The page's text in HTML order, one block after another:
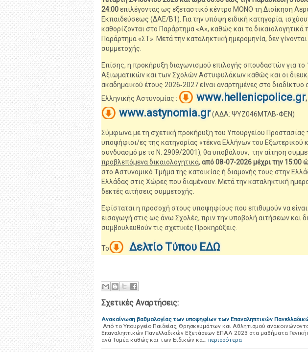
24:00επιλέγοντας ως εξεταστικό κέντρο ΜΟΝΟ τη Διοίκηση
Εκπαιδεύσεως (ΔΑΕ/Β1). Για την υπόψη ειδική κατηγορία,
καθορίζονται στο Παράρτημα «Α», καθώς και τα δικαιολογητικά
Παράρτημα «ΣΤ». Μετά την καταληκτική ημερομηνία, δεν γίνονται
συμμετοχής.
Επίσης, η προκήρυξη διαγωνισμού επιλογής σπουδαστών για
Αξιωματικών και των Σχολών Αστυφυλάκων καθώς και οι
ακαδημαϊκού έτους 2026‐2027 είναι αναρτημένες στο διαδίκτυο
Ελληνικής Αστυνομίας :
www.hellenicpolice.gr,
www.astynomia.gr(ΑΔΑ: ΨΥΖ046ΜΤΛΒ-ΦΕΝ)
Σύμφωνα με τη σχετική προκήρυξη του Υπουργείου Προστασίας
υποψήφιοι/ες της κατηγορίας «τέκνα Ελλήνων του Εξωτερικού
συνδυασμό με το Ν. 2909/2001), θα υποβάλουν, την αίτηση
προβλεπόμενα δικαιολογητικά, από 08-07-2026 μέχρι την 15:00
στο Αστυνομικό Τμήμα της κατοικίας ή διαμονής τους στην
Ελλάδας στις Χώρες που διαμένουν. Μετά την καταληκτική
δεκτές αιτήσεις συμμετοχής.
Εφίσταται η προσοχή στους υποψηφίους που επιθυμούν να
εισαγωγή στις ως άνω Σχολές, πριν την υποβολή αιτήσεων και
συμβουλευθούν τις σχετικές Προκηρύξεις.
Το Δελτίο Τύπου ΕΔΩ
Σχετικές Αναρτήσεις:
Ανακοίνωση βαθμολογίας των υποψηφίων των Επαναληπτικών
Από το Υπουργείο Παιδείας, Θρησκευμάτων και Αθλητισμού
Επαναληπτικών Πανελλαδικών Εξετάσεων ΕΠΑΛ 2023 στα μαθήματα Γενικής
ανά Τομέα καθώς και των Ειδικών κα… περισσότερα